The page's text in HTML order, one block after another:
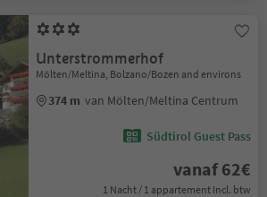
Unterstrommerhof
Mölten/Meltina, Bolzano/Bozen and environs
374 m van Mölten/Meltina Centrum
Südtirol Guest Pass
vanaf 62€
1 Nacht / 1 appartement Incl. btw